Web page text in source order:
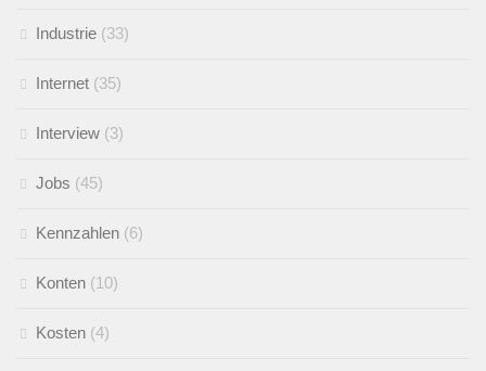
Industrie (33)
Internet (35)
Interview (3)
Jobs (45)
Kennzahlen (6)
Konten (10)
Kosten (4)